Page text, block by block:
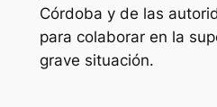
Córdoba y de las
para colaborar en la
grave situación.